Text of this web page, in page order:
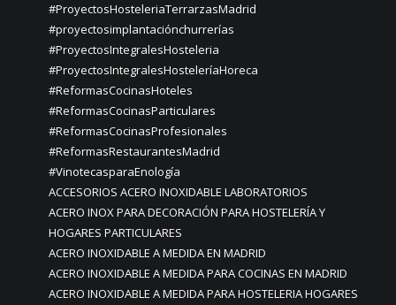
#ProyectosHosteleriaTerrarzasMadrid
#proyectosimplantaciónchurrerías
#ProyectosIntegralesHosteleria
#ProyectosIntegralesHosteleríaHoreca
#ReformasCocinasHoteles
#ReformasCocinasParticulares
#ReformasCocinasProfesionales
#ReformasRestaurantesMadrid
#VinotecasparaEnología
ACCESORIOS ACERO INOXIDABLE LABORATORIOS
ACERO INOX PARA DECORACIÓN PARA HOSTELERÍA Y
HOGARES PARTICULARES
ACERO INOXIDABLE A MEDIDA EN MADRID
ACERO INOXIDABLE A MEDIDA PARA COCINAS EN MADRID
ACERO INOXIDABLE A MEDIDA PARA HOSTELERIA HOGARES